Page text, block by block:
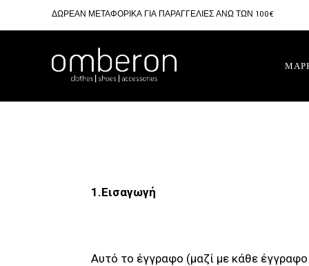
ΔΩΡΕΑΝ ΜΕΤΑΦΟΡΙΚΑ ΓΙΑ ΠΑΡΑΓΓΕΛΙΕΣ ΑΝΩ ΤΩΝ 100€
1.Εισαγωγή
Αυτό το έγγραφο (μαζί με κάθε